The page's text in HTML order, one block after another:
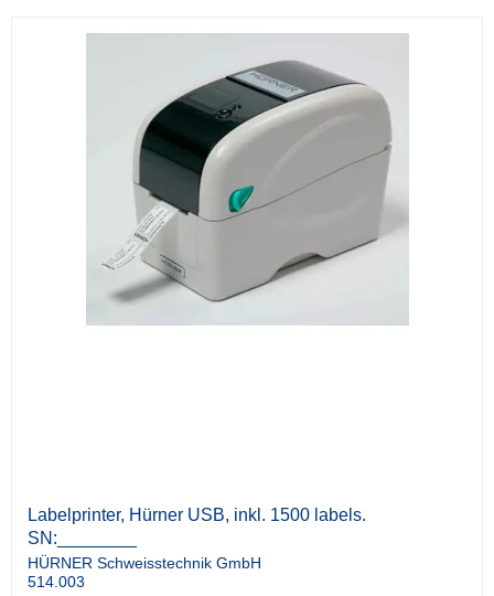
Labelprinter, Hürner USB, inkl. 1500 labels.
SN:________
HÜRNER Schweisstechnik GmbH
514.003